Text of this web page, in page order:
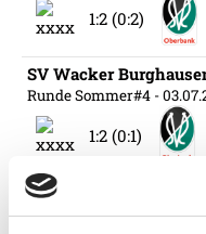
1:2 (0:2)
SV Wacker
Runde Sommer#4 -
1:2 (0:1)
SV Guntamatic Ried -
Runde Sommer#5-